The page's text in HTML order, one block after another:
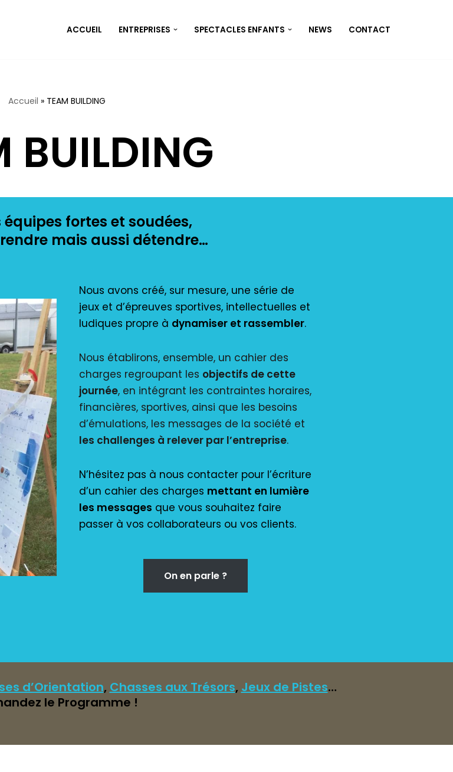
ACCUEIL ENTREPRISES SPECTACLES ENFANTS NEWS CONTACT
Accueil » TEAM BUILDING
BUILDING
fortes et soudées,
mais aussi détendre…
Nous avons créé, sur mesure, une série de
jeux et d’épreuves sportives, intellectuelles et
ludiques propre à dynamiser et rassembler.
Nous établirons, ensemble, un cahier des
charges regroupant les objectifs de cette
journée, en intégrant les contraintes horaires,
financières, sportives, ainsi que les besoins
d’émulations, les messages de la société et
les challenges à relever par l’entreprise.
N’hésitez pas à nous contacter pour l’écriture
d’un cahier des charges mettant en lumière
les messages que vous souhaitez faire
passer à vos collaborateurs ou vos clients.
On en parle ?
d’Orientation, Chasses aux Trésors, Jeux de Pistes…
le Programme !